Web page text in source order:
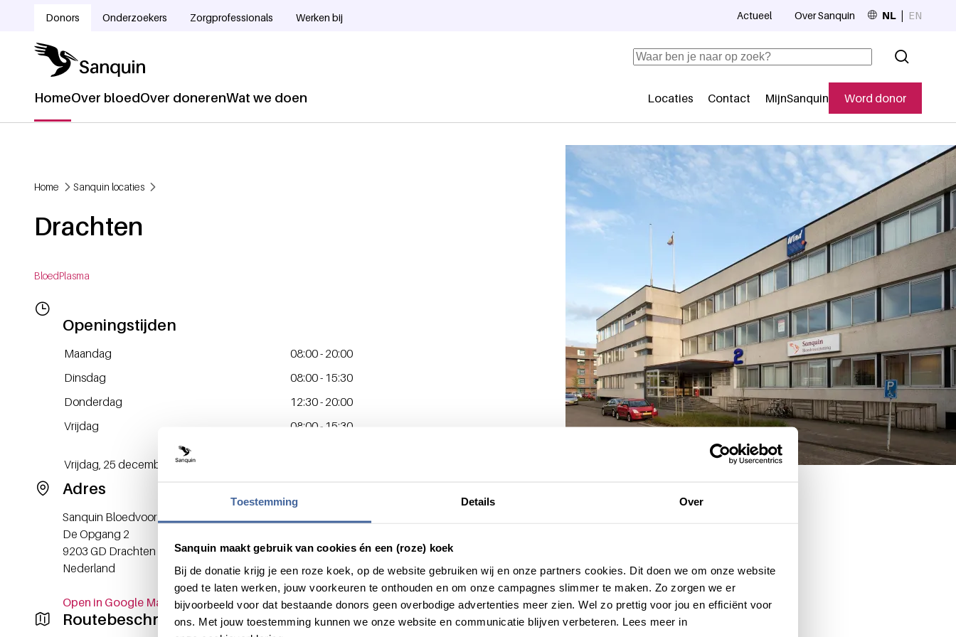
Toestemming Details Over
Sanquin maakt gebruik van cookies én een (roze) koek
Bij de donatie krijg je een roze koek, op de website gebruiken wij en onze partners cookies. Dit doen we om onze website
goed te laten werken, jouw voorkeuren te onthouden en om onze campagnes slimmer te maken. Zo zorgen we er
bijvoorbeeld voor dat bestaande donors geen overbodige advertenties meer zien. Wel zo prettig voor jou en efficiënt voor
ons. Met jouw toestemming kunnen we onze website en communicatie blijven verbeteren. Lees meer in
Donors Onderzoekers Zorgprofessionals Werken bij
Hoofdnavigatie
HomeOver bloedOver donerenWat we doen
Secundaire navigatie
Locaties Contact MijnSanquin Word donor
Actueel Over Sanquin NL EN
Zoeken
Home Sanquin locaties
Drachten
BloedPlasma
Openingstijden
Dag / Datum Openingstijden
Maandag
08:00 - 20:00
Dinsdag
08:00 - 15:30
Donderdag
12:30 - 20:00
Vrijdag
08:00 - 15:30
Dag / Datum
Vrijdag, 25 december 2026
Adres
Sanquin Bloedvoorziening
De Opgang 2
9203 GD Drachten
Nederland
Open in Google Maps
Routebeschrijving